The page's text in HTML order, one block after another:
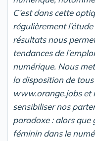
C’est dans cette
régulièrement
résultats nous
tendances de
numérique. Nous
la disposition de
www.orange.jobs et
sensibiliser nos
paradoxe : alors que
féminin dans le